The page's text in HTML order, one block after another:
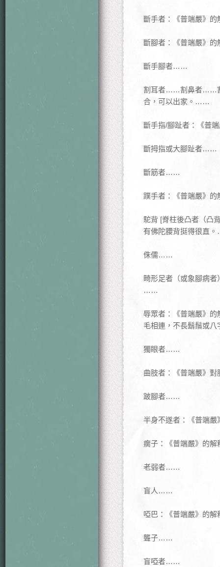
斷手者：《普端嚴》
斷腳者：《普端嚴》
斷手腳者……
割耳者……割鼻者……割
合，可以出家。……
斷手指/腳趾者：《普
斷拇指或大腳趾者……
斷筋者……
蹼手者：《普端嚴》
駝背 [脊柱後凸者（凸
有佛陀腰背挺得很直
侏儒……
畸形足者（或象腳病
……
辱眾者：《普端嚴》
毛相連，不長鬍鬚或
獨眼者……
曲肢者：《普端嚴》
跛腳者……
半身不遂者：《普端
瘸子：《普端嚴》的
老弱者……
盲人……
啞巴：《普端嚴》的
聾子……
盲啞者……